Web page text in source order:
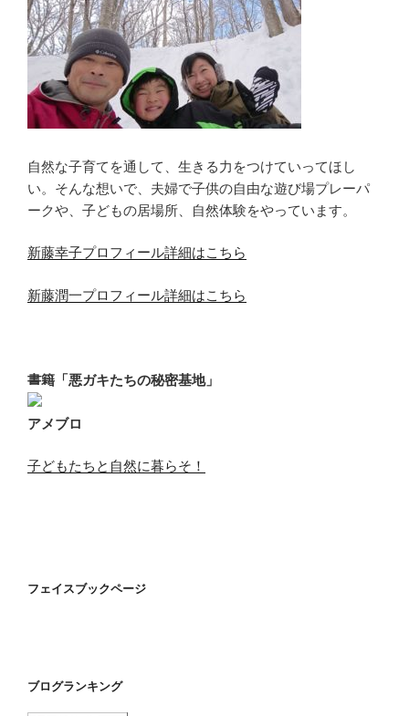
自然な子育てを通して、生きる力をつけていってほし
い。そんな想いで、夫婦で子供の自由な遊び場プレーパ
ークや、子どもの居場所、自然体験をやっています。
新藤幸子プロフィール詳細はこちら
新藤潤一プロフィール詳細はこちら
書籍「悪ガキたちの秘密基地」
アメブロ
子どもたちと自然に暮らそ！
フェイスブックページ
ブログランキング